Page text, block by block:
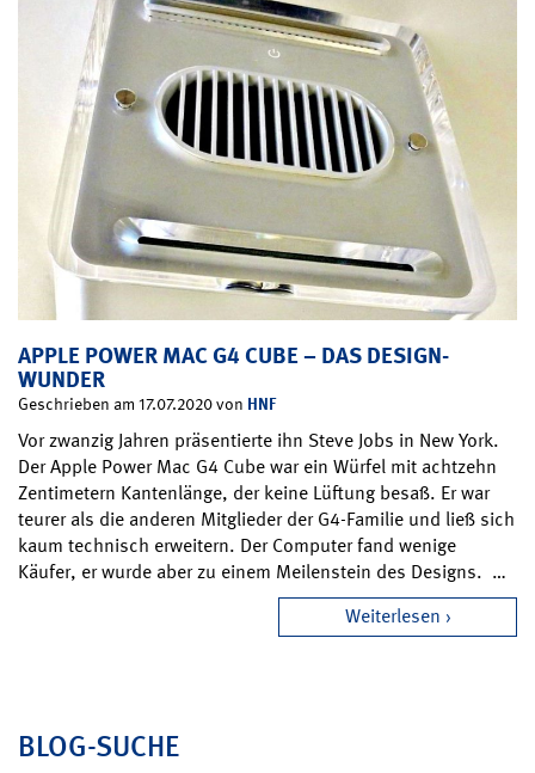
APPLE POWER MAC G4 CUBE – DAS DESIGN-
WUNDER
Geschrieben am 17.07.2020 von HNF
Vor zwanzig Jahren präsentierte ihn Steve Jobs in New York.
Der Apple Power Mac G4 Cube war ein Würfel mit achtzehn
Zentimetern Kantenlänge, der keine Lüftung besaß. Er war
teurer als die anderen Mitglieder der G4-Familie und ließ sich
kaum technisch erweitern. Der Computer fand wenige
Käufer, er wurde aber zu einem Meilenstein des Designs. …
Weiterlesen
BLOG-SUCHE